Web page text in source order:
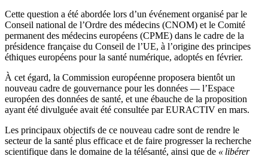
Cette question a été abordée lors d’un événement organisé par le
Conseil national de l’Ordre des médecins (CNOM) et le Comité
permanent des médecins européens (CPME) dans le cadre de la
présidence française du Conseil de l’UE, à l’origine des principes
éthiques européens pour la santé numérique, adoptés en février.
À cet égard, la Commission européenne proposera bientôt un
nouveau cadre de gouvernance pour les données — l’Espace
européen des données de santé, et une ébauche de la proposition
ayant été divulguée avait été consultée par EURACTIV en mars.
Les principaux objectifs de ce nouveau cadre sont de rendre le
secteur de la santé plus efficace et de faire progresser la recherche
scientifique dans le domaine de la télésanté, ainsi que de « libérer